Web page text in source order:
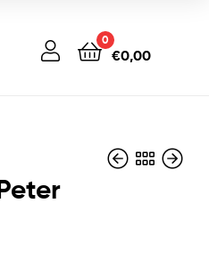
0
€0,00